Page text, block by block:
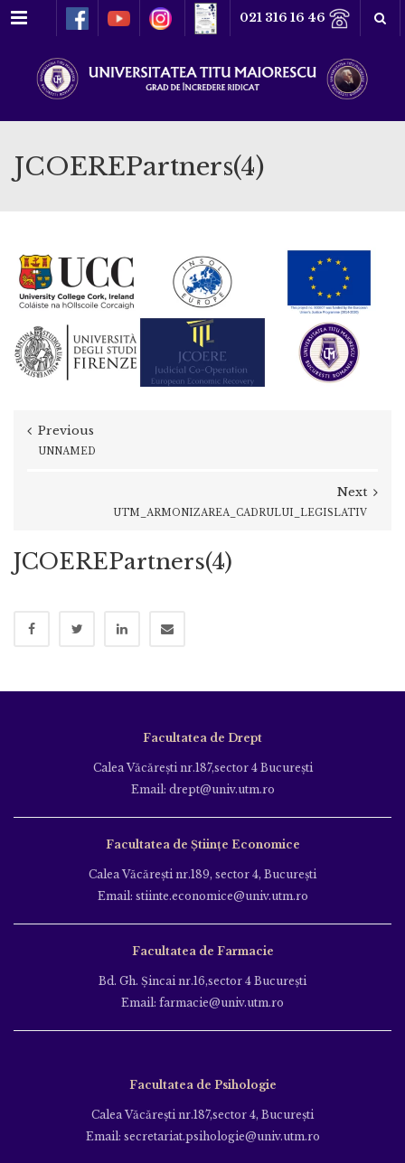
Meniu 021 316 16 46
JCOEREPartners(4)
Previous
UNNAMED
Next
UTM_ARMONIZAREA_CADRULUI_LEGISLATIV
JCOEREPartners(4)
Facultatea de Drept
Calea Văcăreşti nr.187,sector 4 Bucureşti
Email: drept@univ.utm.ro
Facultatea de Științe Economice
Calea Văcăreşti nr.189, sector 4, Bucureşti
Email: stiinte.economice@univ.utm.ro
Facultatea de Farmacie
Bd. Gh. Şincai nr.16,sector 4 Bucureşti
Email: farmacie@univ.utm.ro
Facultatea de Psihologie
Calea Văcăreşti nr.187,sector 4, Bucureşti
Email: secretariat.psihologie@univ.utm.ro